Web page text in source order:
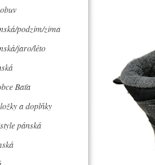
podzim/zima
jaro/léto
Baťa
a doplňky
pánská